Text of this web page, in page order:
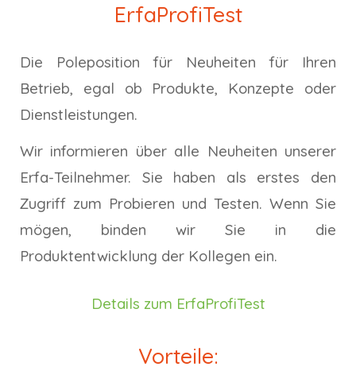
ErfaProfiTest
Die Poleposition für Neuheiten für Ihren
Betrieb, egal ob Produkte, Konzepte oder
Dienstleistungen.
Wir informieren über alle Neuheiten unserer
Erfa-Teilnehmer. Sie haben als erstes den
Zugriff zum Probieren und Testen. Wenn Sie
mögen, binden wir Sie in die
Produktentwicklung der Kollegen ein.
Details zum ErfaProfiTest
Vorteile: